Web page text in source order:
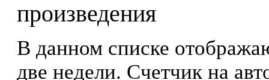
произведения
В данном списке
две недели. Счетчик на